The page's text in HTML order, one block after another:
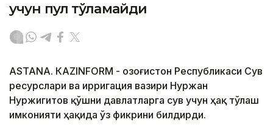
учун пул тўламайди
ASTANА. КAZINFORM - Қозоғистон Республикаси Сув
ресурслари ва ирригация вазири Нуржан
Нуржигитов қўшни давлатларга сув учун ҳақ тўлаш
имконияти ҳақида ўз фикрини билдирди.